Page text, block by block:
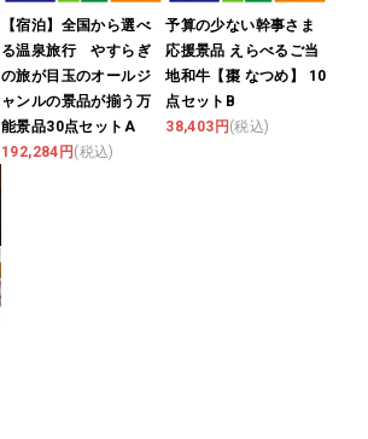
【宿泊】全国から選べ
る温泉旅行 やすらぎ
の旅が目玉のオールジ
ャンルの景品が揃う万
能景品30点セットA
192,284円(税込)
予算の少ない幹事さま
応援景品 えらべるご当
地和牛【棗 なつめ】 10
点セットB
38,403円(税込)